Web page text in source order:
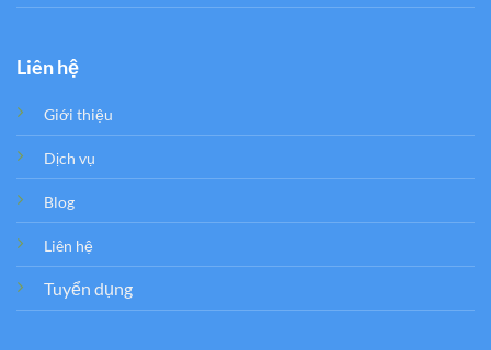
Liên hệ
Giới thiệu
Dịch vụ
Blog
Liên hệ
Tuyển dụng